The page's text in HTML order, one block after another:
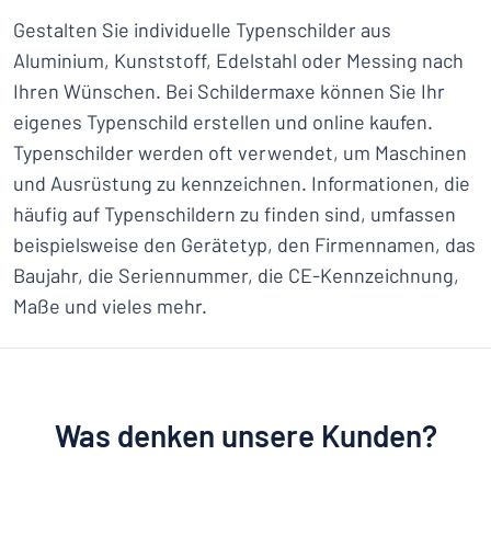
Gestalten Sie individuelle Typenschilder aus
Aluminium, Kunststoff, Edelstahl oder Messing nach
Ihren Wünschen. Bei Schildermaxe können Sie Ihr
eigenes Typenschild erstellen und online kaufen.
Typenschilder werden oft verwendet, um Maschinen
und Ausrüstung zu kennzeichnen. Informationen, die
häufig auf Typenschildern zu finden sind, umfassen
beispielsweise den Gerätetyp, den Firmennamen, das
Baujahr, die Seriennummer, die CE-Kennzeichnung,
Maße und vieles mehr.
Was denken unsere Kunden?